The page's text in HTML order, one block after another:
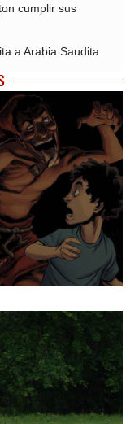
cumplir sus
a Arabia Saudita